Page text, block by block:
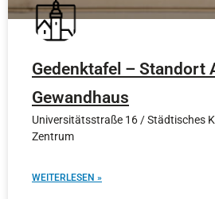
Gedenktafel – Standort
Gewandhaus
Universitätsstraße 16 / Städtisches
Zentrum
WEITERLESEN »